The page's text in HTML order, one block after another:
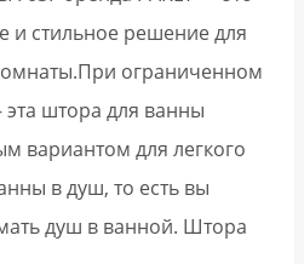
и стильное решение для
ограниченном
штора для ванны
вариантом для легкого
в душ, то есть вы
душ в ванной. Штора